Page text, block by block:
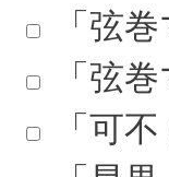
「弦
「弦
「可